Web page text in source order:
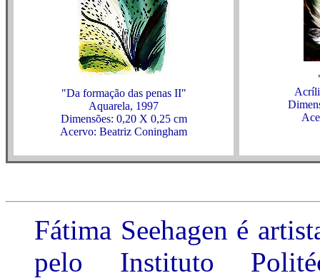
"Da formação das penas II"
Aquarela, 1997
Dimensões: 0,20 X 0,25 cm
Acervo: Beatriz Coningham
Fátima Seehagen é
pelo Instituto